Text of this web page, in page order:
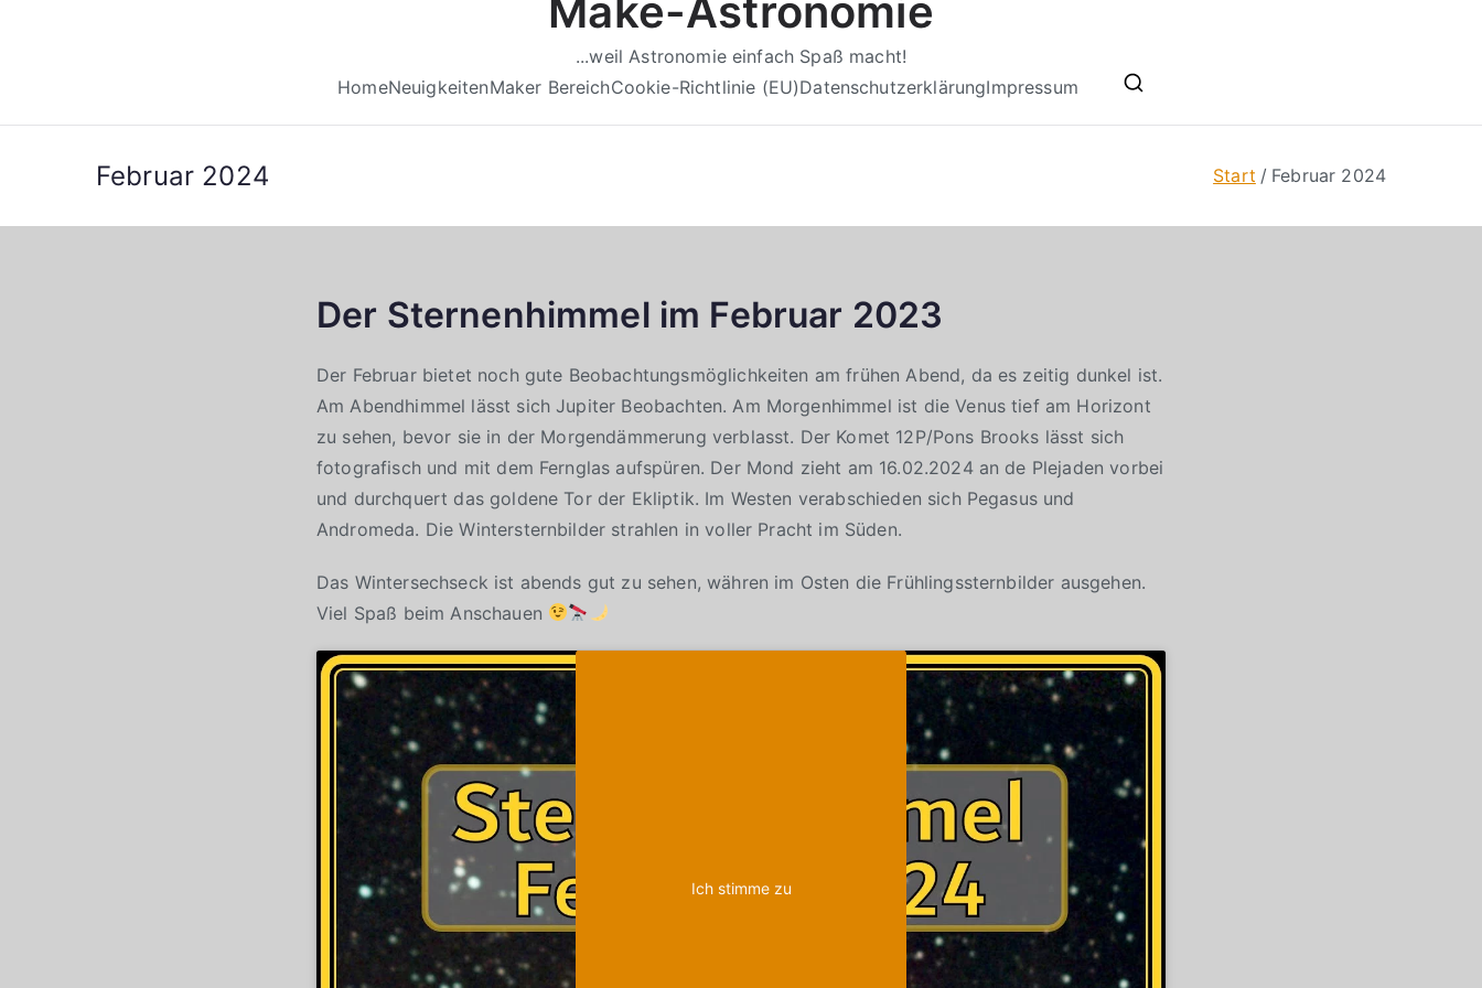
Make-Astronomie
...weil Astronomie einfach Spaß macht!
HomeNeuigkeitenMaker BereichCookie-Richtlinie (EU)DatenschutzerklärungImpressum
Februar 2024 Start Februar 2024
Der Sternenhimmel im Februar 2023
Der Februar bietet noch gute Beobachtungsmöglichkeiten am frühen Abend, da es zeitig dunkel ist.
Am Abendhimmel lässt sich Jupiter Beobachten. Am Morgenhimmel ist die Venus tief am Horizont
zu sehen, bevor sie in der Morgendämmerung verblasst. Der Komet 12P/Pons Brooks lässt sich
fotografisch und mit dem Fernglas aufspüren. Der Mond zieht am 16.02.2024 an de Plejaden vorbei
und durchquert das goldene Tor der Ekliptik. Im Westen verabschieden sich Pegasus und
Andromeda. Die Wintersternbilder strahlen in voller Pracht im Süden.
Das Wintersechseck ist abends gut zu sehen, währen im Osten die Frühlingssternbilder ausgehen.
Viel Spaß beim Anschauen
Ich stimme zu